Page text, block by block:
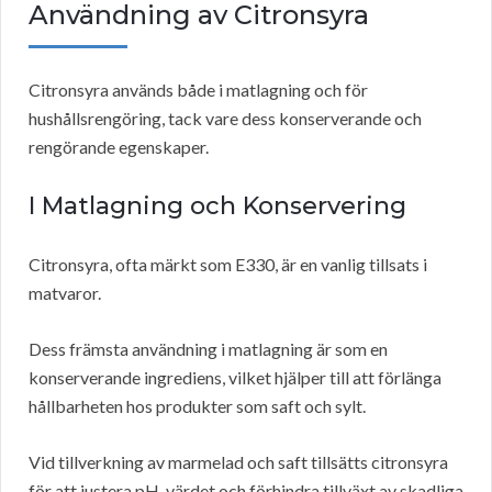
Användning av Citronsyra
Citronsyra används både i matlagning och för
hushållsrengöring, tack vare dess konserverande och
rengörande egenskaper.
I Matlagning och Konservering
Citronsyra, ofta märkt som E330, är en vanlig tillsats i
matvaror.
Dess främsta användning i matlagning är som en
konserverande ingrediens, vilket hjälper till att förlänga
hållbarheten hos produkter som saft och sylt.
Vid tillverkning av marmelad och saft tillsätts citronsyra